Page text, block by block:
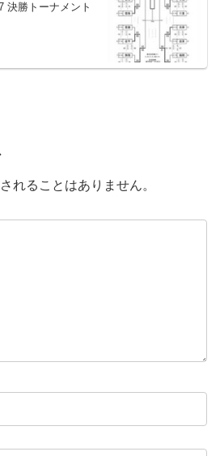
決勝トーナメント
れることはありません。